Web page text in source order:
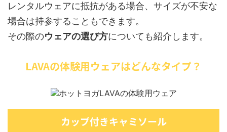
レンタルウェアに抵抗がある場合、サイズが不安な
場合は持参することもできます。
その際のウェアの選び方についても紹介します。
LAVAの体験用ウェアはどんなタイプ？
カップ付きキャミソール